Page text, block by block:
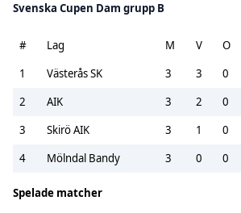
Svenska Cupen Dam grupp B
# Lag M V O
1
Västerås SK 3 3 0
2
AIK 3 2 0
3
Skirö AIK 3 1 0
4
Mölndal Bandy 3 0 0
Spelade matcher